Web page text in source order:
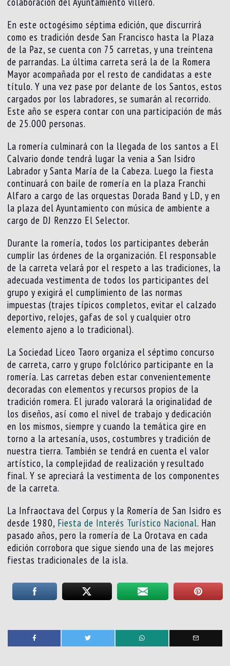
En este octogésimo séptima edición, que discurrirá
como es tradición desde San Francisco hasta la Plaza
de la Paz, se cuenta con 75 carretas, y una treintena
de parrandas. La última carreta será la de la Romera
Mayor acompañada por el resto de candidatas a este
título. Y una vez pase por delante de los Santos, estos
cargados por los labradores, se sumarán al recorrido.
Este año se espera contar con una participación de más
de 25.000 personas.
La romería culminará con la llegada de los santos a El
Calvario donde tendrá lugar la venia a San Isidro
Labrador y Santa María de la Cabeza. Luego la fiesta
continuará con baile de romería en la plaza Franchi
Alfaro a cargo de las orquestas Dorada Band y LD, y en
la plaza del Ayuntamiento con música de ambiente a
cargo de DJ Renzzo El Selector.
Durante la romería, todos los participantes deberán
cumplir las órdenes de la organización. El responsable
de la carreta velará por el respeto a las tradiciones, la
adecuada vestimenta de todos los participantes del
grupo y exigirá el cumplimiento de las normas
impuestas (trajes típicos completos, evitar el calzado
deportivo, relojes, gafas de sol y cualquier otro
elemento ajeno a lo tradicional).
La Sociedad Liceo Taoro organiza el séptimo concurso
de carreta, carro y grupo folclórico participante en la
romería. Las carretas deben estar convenientemente
decoradas con elementos y recursos propios de la
tradición romera. El jurado valorará la originalidad de
los diseños, así como el nivel de trabajo y dedicación
en los mismos, siempre y cuando la temática gire en
torno a la artesanía, usos, costumbres y tradición de
nuestra tierra. También se tendrá en cuenta el valor
artístico, la complejidad de realización y resultado
final. Y se apreciará la vestimenta de los componentes
de la carreta.
La Infraoctava del Corpus y la Romería de San Isidro es
desde 1980, Fiesta de Interés Turístico Nacional. Han
pasado años, pero la romería de La Orotava en cada
edición corrobora que sigue siendo una de las mejores
fiestas tradicionales de la isla.